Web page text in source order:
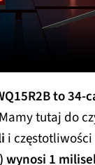
to
Mamy tutaj do
i
wynosi 1